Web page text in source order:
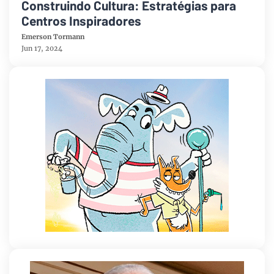
Construindo Cultura: Estratégias para
Centros Inspiradores
Emerson Tormann
Jun 17, 2024